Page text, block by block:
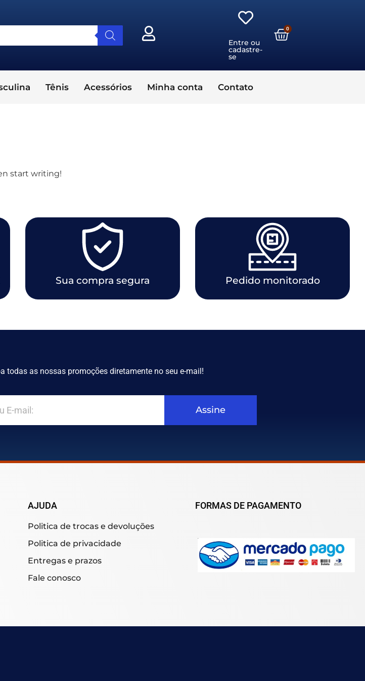
Entre ou
cadastre-
se
0
Tênis Acessórios Minha conta Contato
start writing!
Sua compra segura Pedido monitorado
todas as nossas promoções diretamente no seu e-mail!
Assine
AJUDA
Politica de trocas e devoluções
Politica de privacidade
Entregas e prazos
Fale conosco
FORMAS DE PAGAMENTO